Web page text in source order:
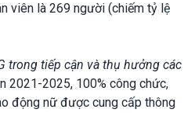
viên là 269 người (chiếm tỷ lệ
trong tiếp cận và thụ hưởng các
2021-2025, 100% công chức,
động nữ được cung cấp thông